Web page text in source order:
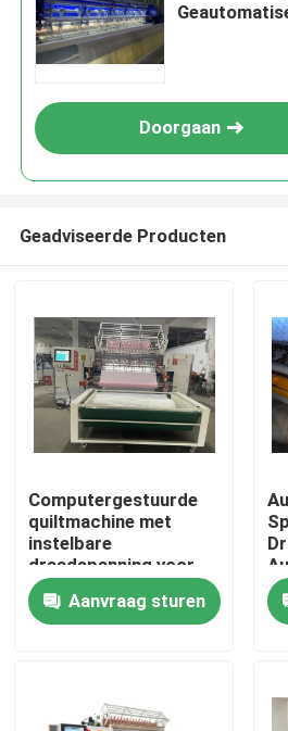
Thuis
Producten
VR-show
Doorgaan
Geadviseerde Producten
Computergestuurde
quiltmachine met
instelbare
draadspanning voor
consistente en
professionele
resultaten
Aanvraag sturen